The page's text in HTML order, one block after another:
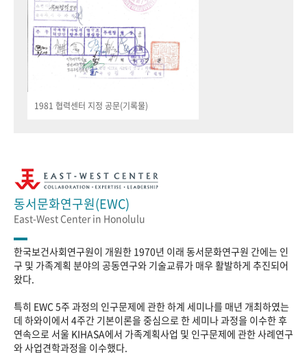
1981 협력센터 지정 공문(기록물)
동서문화연구원(EWC)
East-West Center in Honolulu
한국보건사회연구원이 개원한 1970년 이래 동서문화연구원 간에는 인
구 및 가족계획 분야의 공동연구와 기술교류가 매우 활발하게 추진되어
왔다.
특히 EWC 5주 과정의 인구문제에 관한 하계 세미나를 매년 개최하였는
데 하와이에서 4주간 기본이론을 중심으로 한 세미나 과정을 이수한 후
연속으로 서울 KIHASA에서 가족계획사업 및 인구문제에 관한 사례연구
와 사업견학과정을 이수했다.